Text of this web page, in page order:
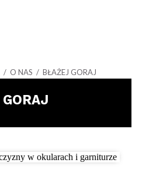
/ O NAS / BŁAŻEJ GORAJ